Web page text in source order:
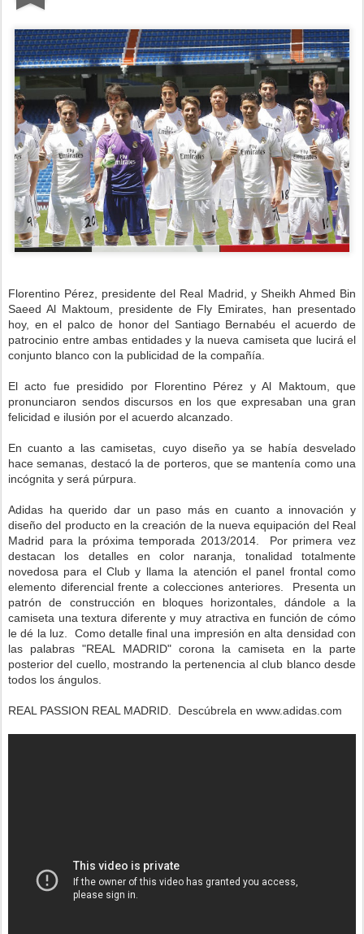
Florentino Pérez, presidente del Real Madrid, y Sheikh Ahmed Bin
Saeed Al Maktoum, presidente de Fly Emirates, han presentado
hoy, en el palco de honor del Santiago Bernabéu el acuerdo de
patrocinio entre ambas entidades y la nueva camiseta que lucirá el
conjunto blanco con la publicidad de la compañía.
El acto fue presidido por Florentino Pérez y Al Maktoum, que
pronunciaron sendos discursos en los que expresaban una gran
felicidad e ilusión por el acuerdo alcanzado.
En cuanto a las camisetas, cuyo diseño ya se había desvelado
hace semanas, destacó la de porteros, que se mantenía como una
incógnita y será púrpura.
Adidas ha querido dar un paso más en cuanto a innovación y
diseño del producto en la creación de la nueva equipación del Real
Madrid para la próxima temporada 2013/2014. Por primera vez
destacan los detalles en color naranja, tonalidad totalmente
novedosa para el Club y llama la atención el panel frontal como
elemento diferencial frente a colecciones anteriores. Presenta un
patrón de construcción en bloques horizontales, dándole a la
camiseta una textura diferente y muy atractiva en función de cómo
le dé la luz. Como detalle final una impresión en alta densidad con
las palabras "REAL MADRID" corona la camiseta en la parte
posterior del cuello, mostrando la pertenencia al club blanco desde
todos los ángulos.
REAL PASSION REAL MADRID. Descúbrela en www.adidas.com